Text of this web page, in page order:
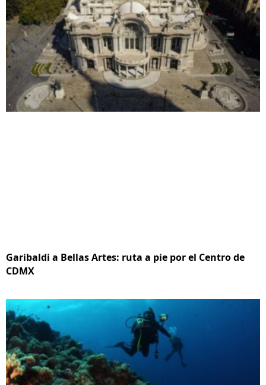
Garibaldi a Bellas Artes: ruta a pie por el Centro de
CDMX